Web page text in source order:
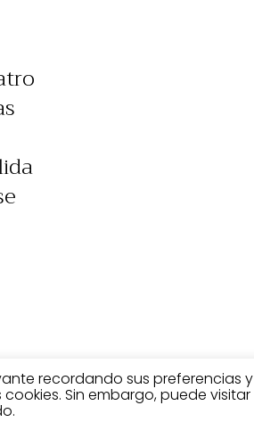
recordando sus preferencias y
Sin embargo, puede visitar